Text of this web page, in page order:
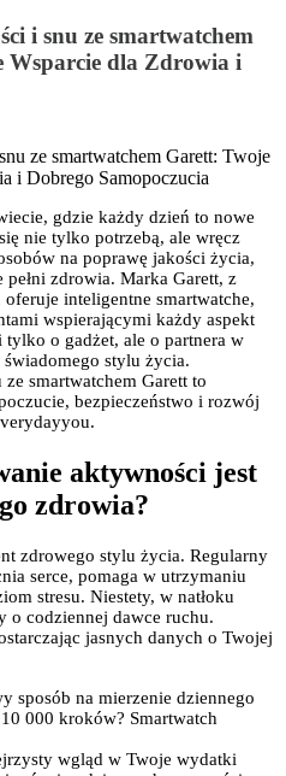
i snu ze smartwatchem
Wsparcie dla Zdrowia i
gdzie każdy dzień to nowe
nie tylko potrzebą, ale wręcz
na poprawę jakości życia,
zdrowia. Marka Garett, z
inteligentne smartwatche,
wspierającymi każdy aspekt
o gadżet, ale o partnera w
stylu życia.
smartwatchem Garett to
bezpieczeństwo i rozwój
aktywności jest
zdrowia?
zdrowego stylu życia. Regularny
serce, pomaga w utrzymaniu
stresu. Niestety, w natłoku
o codziennej dawce ruchu.
jasnych danych o Twojej
na mierzenie dziennego
000 kroków? Smartwatch
wgląd w Twoje wydatki